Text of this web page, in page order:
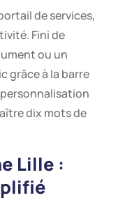
de services,
Fini de
ou un
grâce à la barre
dix mots de
Lille :